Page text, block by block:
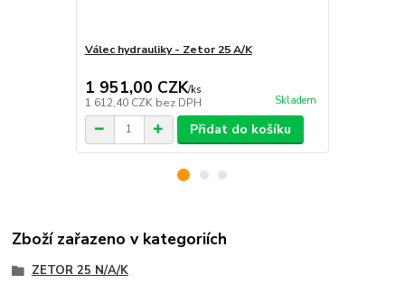
Válec hydrauliky - Zetor 25 A/K
1 951,00 CZK/ks
1 612,40 CZK bez DPH Skladem
Přidat do košíku
Zboží zařazeno v kategoriích
ZETOR 25 N/A/K